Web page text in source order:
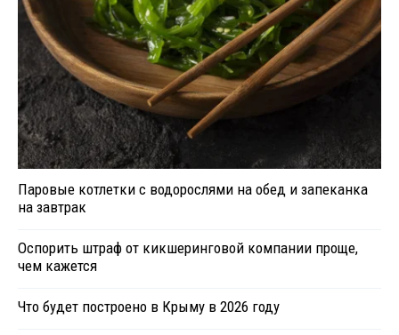
Паровые котлетки с водорослями на обед и запеканка
на завтрак
Оспорить штраф от кикшеринговой компании проще,
чем кажется
Что будет построено в Крыму в 2026 году